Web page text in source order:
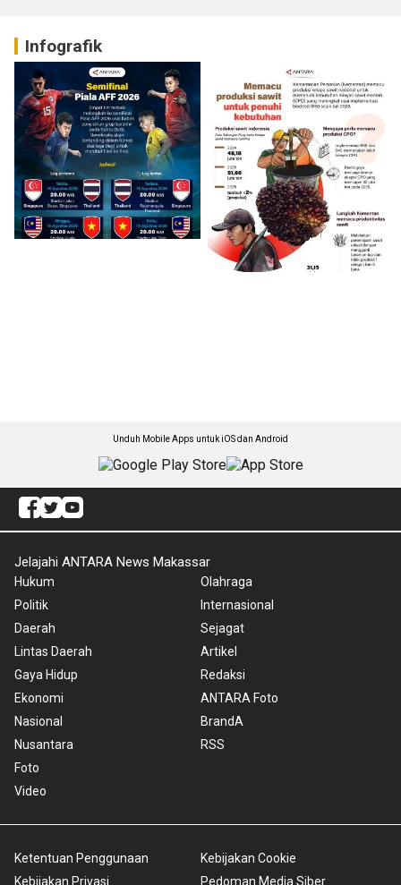
Infografik
Unduh Mobile Apps untuk iOS dan Android
Jelajahi ANTARA News Makassar
Hukum
Politik
Daerah
Lintas Daerah
Gaya Hidup
Ekonomi
Nasional
Nusantara
Foto
Video
Olahraga
Internasional
Sejagat
Artikel
Redaksi
ANTARA Foto
BrandA
RSS
Ketentuan Penggunaan
Kebijakan Privasi
Kebijakan Cookie
Pedoman Media Siber